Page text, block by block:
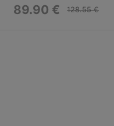
89.90 € 128.55 €